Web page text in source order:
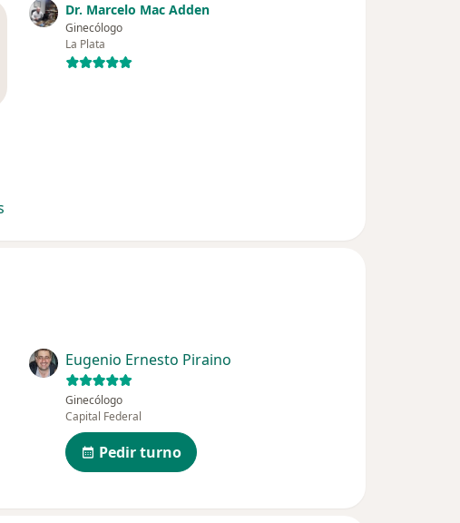
Dr. Marcelo Mac Adden
Ginecólogo
La Plata
Eugenio Ernesto Piraino
Ginecólogo
Capital Federal
Pedir turno